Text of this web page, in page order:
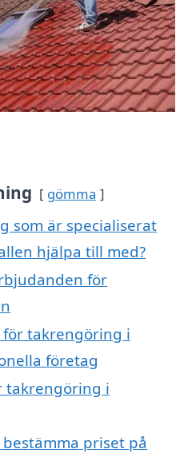
gömma
som är specialiserat
hjälpa till med?
för
takrengöring i
företag
takrengöring i
priset på